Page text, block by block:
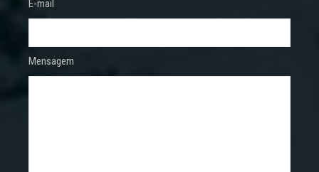
E-mail
Mensagem